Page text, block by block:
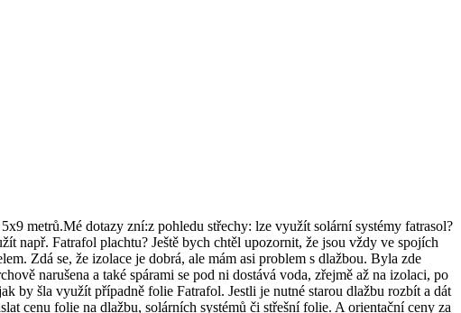
metrů.Mé dotazy zní:z pohledu střechy: lze využít solární systémy fatrasol?
např. Fatrafol plachtu? Ještě bych chtěl upozornit, že jsou vždy ve spojích
Zdá se, že izolace je dobrá, ale mám asi problem s dlažbou. Byla zde
narušena a také spárami se pod ni dostává voda, zřejmě až na izolaci, po
by šla využít případně folie Fatrafol. Jestli je nutné starou dlažbu rozbít a dát
cenu folie na dlažbu, solárních systémů či střešní folie. A orientační ceny za